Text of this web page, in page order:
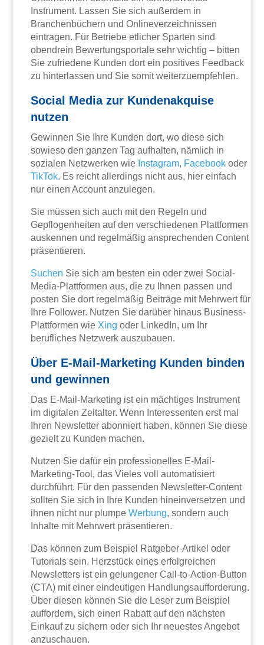
Instrument. Lassen Sie sich außerdem in
Branchenbüchern und Onlineverzeichnissen
eintragen. Für Betriebe etlicher Sparten sind
obendrein Bewertungsportale sehr wichtig – bitten
Sie zufriedene Kunden dort ein positives Feedback
zu hinterlassen und Sie somit weiterzuempfehlen.
Social Media zur Kundenakquise
nutzen
Gewinnen Sie Ihre Kunden dort, wo diese sich
sowieso den ganzen Tag aufhalten, nämlich in
sozialen Netzwerken wie Instagram, Facebook oder
TikTok. Es reicht allerdings nicht aus, hier einfach
nur einen Account anzulegen.
Sie müssen sich auch mit den Regeln und
Gepflogenheiten auf den verschiedenen Plattformen
auskennen und regelmäßig ansprechenden Content
präsentieren.
Suchen Sie sich am besten ein oder zwei Social-
Media-Plattformen aus, die zu Ihnen passen und
posten Sie dort regelmäßig Beiträge mit Mehrwert für
Ihre Follower. Nutzen Sie darüber hinaus Business-
Plattformen wie Xing oder LinkedIn, um Ihr
berufliches Netzwerk auszubauen.
Über E-Mail-Marketing Kunden binden
und gewinnen
Das E-Mail-Marketing ist ein mächtiges Instrument
im digitalen Zeitalter. Wenn Interessenten erst mal
Ihren Newsletter abonniert haben, können Sie diese
gezielt zu Kunden machen.
Nutzen Sie dafür ein professionelles E-Mail-
Marketing-Tool, das Vieles voll automatisiert
durchführt. Für den passenden Newsletter-Content
sollten Sie sich in Ihre Kunden hineinversetzen und
ihnen nicht nur plumpeWerbung, sondern auch
Inhalte mit Mehrwert präsentieren.
Das können zum Beispiel Ratgeber-Artikel oder
Tutorials sein. Herzstück eines erfolgreichen
Newsletters ist ein gelungener Call-to-Action-Button
(CTA) mit einer eindeutigen Handlungsaufforderung.
Über diesen können Sie die Leser zum Beispiel
auffordern, sich einen Rabatt auf den nächsten
Einkauf zu sichern oder sich Ihr neuestes Angebot
anzuschauen.